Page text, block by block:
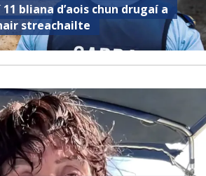
bliana d’aois chun drugaí a
streachailte